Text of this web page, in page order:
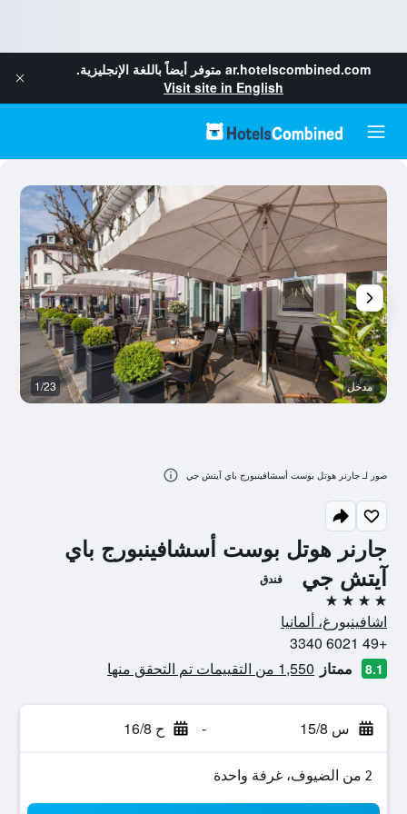
ar.hotelscombined.com متوفر أيضاً باللغة الإنجليزية.
Visit site in English
جارنر هوتل بوست أسشافينبورج باي
آيتش جي
فندق
4 نجوم
اشافينبورغ، ألمانيا
+49 6021 3340
8.1 ممتاز 1,550 من التقييمات تم التحقق منها
س 15/8 - ح 16/8
2 من الضيوف، غرفة واحدة
مدخل 1/23
صور لـ جارنر هوتل بوست أسشافينبورج باي آيتش جي